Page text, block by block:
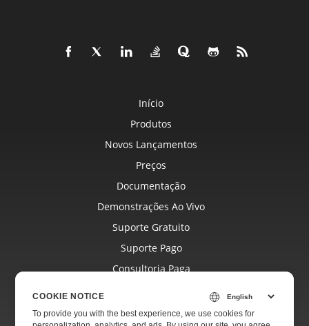
Início
Produtos
Novos Lançamentos
Preços
Documentação
Demonstrações Ao Vivo
Suporte Gratuito
Suporte Pago
Consultoria Paga
Sites
COOKIE NOTICE
To provide you with the best experience, we use cookies for